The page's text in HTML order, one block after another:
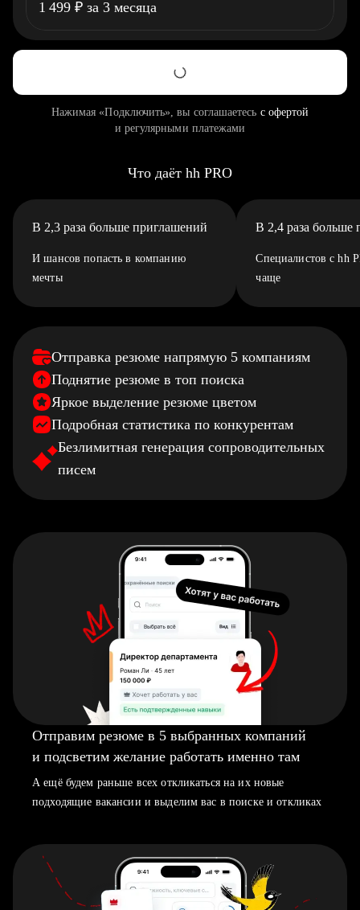
1 499 ₽ за 3 месяца
Нажимая «Подключить», вы соглашаетесь с офертой
и регулярными платежами
Что даёт hh PRO
В 2,3 раза больше приглашений
И шансов попасть в компанию
мечты
В 2,4 раза больше
Специалистов с hh
чаще
Отправка резюме напрямую 5 компаниям
Поднятие резюме в топ поиска
Яркое выделение резюме цветом
Подробная статистика по конкурентам
Безлимитная генерация сопроводительных
писем
Отправим резюме в 5 выбранных компаний
и подсветим желание работать именно там
А ещё будем раньше всех откликаться на их новые
подходящие вакансии и выделим вас в поиске и откликах